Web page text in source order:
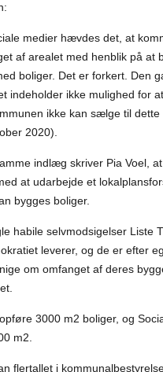
medier hævdes det, at
af arealet med henblik på at
boliger. Det er forkert. Den
indeholder ikke mulighed for
ikke kan sælge til dette
2020).
indlæg skriver Pia Voel,
at udarbejde et
bygges boliger.
habile selvmodsigelser Liste
leverer, og de er efter
om omfanget af deres
3000 m2 boliger, og
m2.
flertallet i